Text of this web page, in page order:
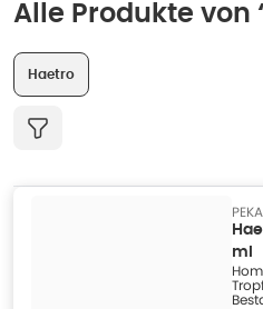
Alle Produkte von
Haetro
ml